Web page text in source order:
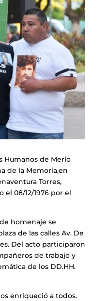
Humanos de Merlo
de la Memoria,en
Torres,
el 08/12/1976 por el
homenaje se
de las calles Av. De
Del acto participaron
de trabajo y
de los DD.HH.
enriqueció a todos.